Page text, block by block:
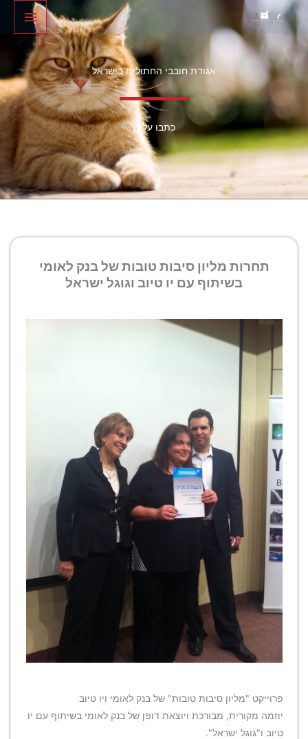
לתוכן
דילוג
לתוכן
ראשי
אגודת חובבי החתולים בישראל
כתבו עלינו
תחרות מליון סיבות טובות של בנק לאומי
בשיתוף עם יו טיוב וגוגל ישראל
פרוייקט "מליון סיבות טובות" של בנק לאומי ויו טיוב
יוזמה מקורית, מבורכת ויוצאת דופן של בנק לאומי בשיתוף עם יו
טיוב ו"גוגל ישראל".